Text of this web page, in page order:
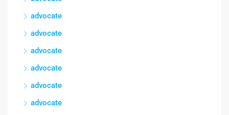
advocate
advocate
advocate
advocate
advocate
advocate